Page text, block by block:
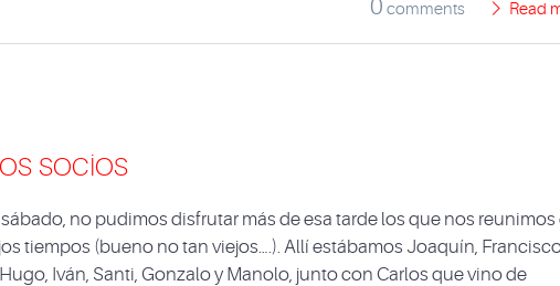
0 comments Read
socios
no pudimos disfrutar más de esa tarde los que nos reunimos
tiempos (bueno no tan viejos….). Allí estábamos Joaquín,
Iván, Santi, Gonzalo y Manolo, junto con Carlos que vino de